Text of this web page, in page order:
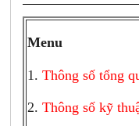
Menu
1.Thông số tổng
2.Thông số kỹ